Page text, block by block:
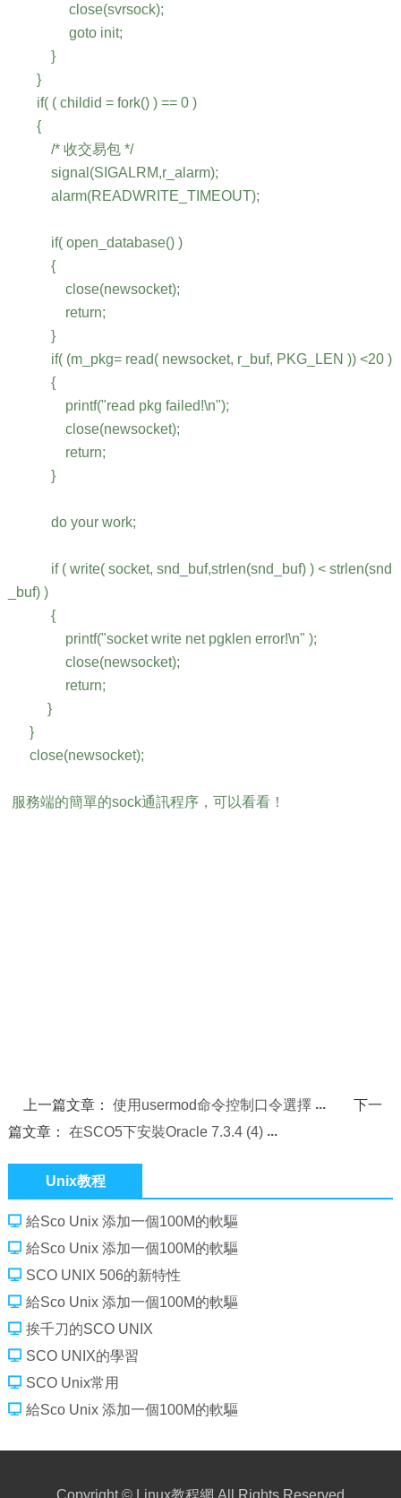
close(svrsock);
goto init;
}
}
if( ( childid = fork() ) == 0 )
{
/* 收交易包 */
signal(SIGALRM,r_alarm);
alarm(READWRITE_TIMEOUT);
if( open_database() )
{
close(newsocket);
return;
}
if( (m_pkg= read( newsocket, r_buf, PKG_LEN )) <20 )
{
printf("read pkg failed!\n");
close(newsocket);
return;
}
do your work;
if ( write( socket, snd_buf,strlen(snd_buf) ) < strlen(snd
_buf) )
{
printf("socket write net pgklen error!\n" );
close(newsocket);
return;
}
}
close(newsocket);
服務端的簡單的sock通訊程序，可以看看！
上一篇文章：使用usermod命令控制口令選擇
下一
篇文章： 在SCO5下安裝Oracle 7.3.4 (4)
Unix教程
給Sco Unix 添加一個100M的軟驅
給Sco Unix 添加一個100M的軟驅
SCO UNIX 506的新特性
給Sco Unix 添加一個100M的軟驅
挨千刀的SCO UNIX
SCO UNIX的學習
SCO Unix常用
給Sco Unix 添加一個100M的軟驅
Copyright © Linux教程網 All Rights Reserved